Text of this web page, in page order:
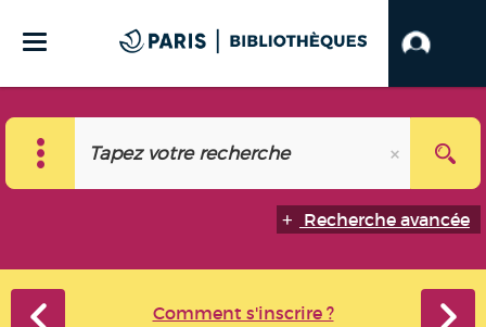
Recherche avancée
Comment s'inscrire ?